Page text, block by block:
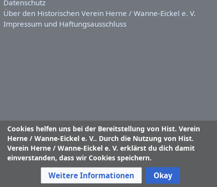
Cookies helfen uns bei der Bereitstellung von Hist. Verein
Herne / Wanne-Eickel e. V.. Durch die Nutzung von Hist.
Verein Herne / Wanne-Eickel e. V. erklärst du dich damit
einverstanden, dass wir Cookies speichern.
Weitere Informationen Okay
Datenschutz
Über den Historischen Verein Herne / Wanne-Eickel e. V.
Impressum und Haftungsausschluss